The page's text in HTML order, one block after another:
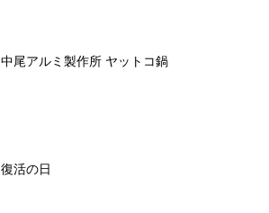
中尾アルミ製作所 ヤットコ鍋
復活の日